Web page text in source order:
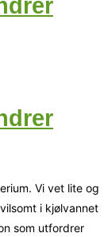
Vi vet lite og
i kjølvannet
som utfordrer